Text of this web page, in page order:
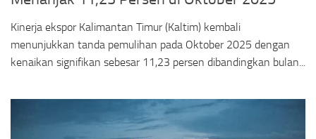
Kinerja ekspor Kalimantan Timur (Kaltim) kembali
menunjukkan tanda pemulihan pada Oktober 2025 dengan
kenaikan signifikan sebesar 11,23 persen dibandingkan bulan...